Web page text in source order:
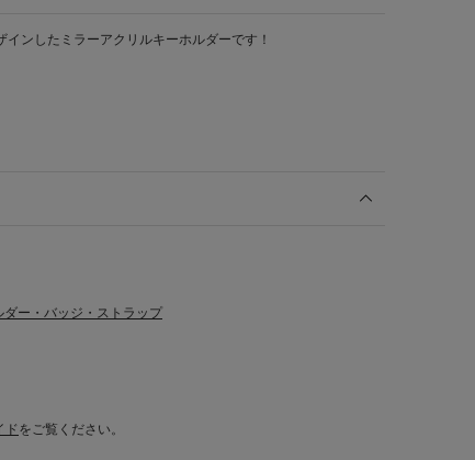
ンしたミラーアクリルキーホルダーです！
ダー・バッジ・ストラップ
ドをご覧ください。